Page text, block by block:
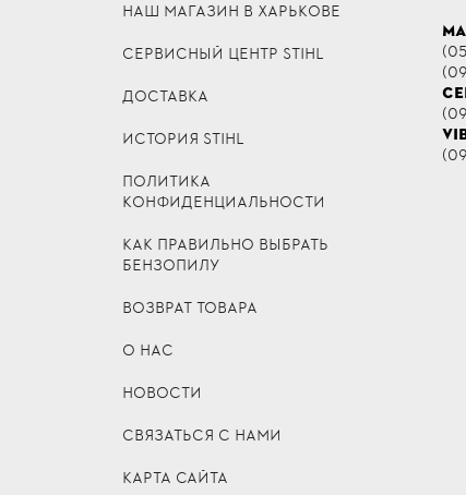
НАШ МАГАЗИН В ХАРЬКОВЕ
СЕРВИСНЫЙ ЦЕНТР STIHL
ДОСТАВКА
ИСТОРИЯ STIHL
ПОЛИТИКА
КОНФИДЕНЦИАЛЬНОСТИ
КАК ПРАВИЛЬНО ВЫБРАТЬ
БЕНЗОПИЛУ
ВОЗВРАТ ТОВАРА
О НАС
НОВОСТИ
СВЯЗАТЬСЯ С НАМИ
КАРТА САЙТА